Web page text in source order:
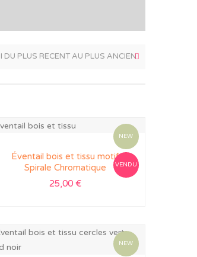
NEW
VENDU
Éventail bois et tissu motif
Spirale Chromatique
25,00 €
NEW